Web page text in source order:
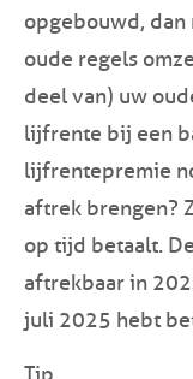
opgebouwd, dan
oude regels
deel van) uw
lijfrente bij een
lijfrentepremie
aftrek brengen?
op tijd betaalt.
aftrekbaar in
juli 2025 hebt